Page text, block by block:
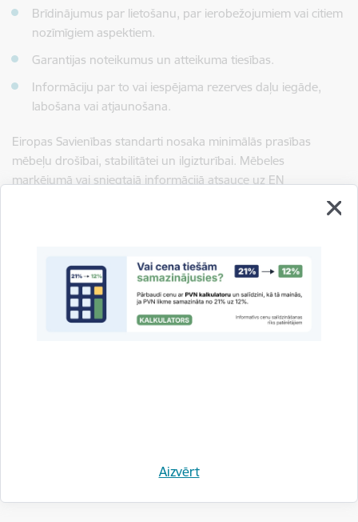
Aizvērt
Brīdinājumus par lietošanu, par ierobežojumiem vai citiem
nozīmīgiem aspektiem.
Garantijas noteikumus un atteikuma tiesības.
Informāciju par to vai iespējama rezerves daļu iegāde,
labošana vai atjaunošana.
Eiropas Savienības standarti nosaka minimālās prasības
mēbeļu drošībai, stabilitātei un ilgizturībai. Mēbeles
marķējumā vai sniegtajā informācijā atsauce uz EN
bet to norāde var liecināt par labu
ražošanas praksi uzņēmumā un par laboratoriski noteiktām
nav attiecināms uz individuāliem pasūtījumiem). Savukārt, ja
mēbele tiek importēta vai ražota ārpus ES, tad jo īpaši svarīgi
ir pārliecināties, ka ir pieejama visa svarīgā informācija latviešu
KO DARĪT, JA MĒBELE IR NEATBILSTOŠA?